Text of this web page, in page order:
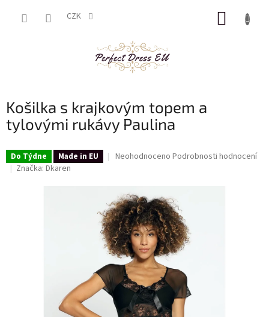
CZK
Košilka s krajkovým topem a
tylovými rukávy Paulina
Do Týdne Made in EU
Průměrné
0,0
z
5
hvězdiček.
Neohodnoceno Podrobnosti hodnocení
Značka: Dkaren